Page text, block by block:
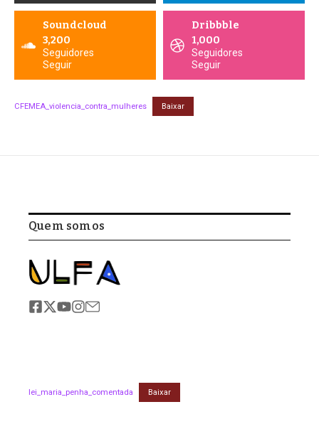
Soundcloud
3,200
Seguidores
Seguir
Dribbble
1,000
Seguidores
Seguir
CFEMEA_violencia_contra_mulheres Baixar
Quem somos
lei_maria_penha_comentada Baixar